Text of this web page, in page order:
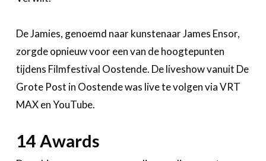
De Jamies, genoemd naar kunstenaar James Ensor,
zorgde opnieuw voor een van de hoogtepunten
tijdens Filmfestival Oostende. De liveshow vanuit De
Grote Post in Oostende was live te volgen via VRT
MAX en YouTube.
14 Awards